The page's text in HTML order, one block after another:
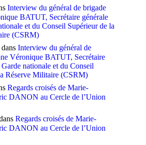
Interview du général de brigade
BATUT, Secrétaire générale
et du Conseil Supérieur de la
(CSRM)
dans Interview du général de
Véronique BATUT, Secrétaire
Garde nationale et du Conseil
Réserve Militaire (CSRM)
Regards croisés de Marie-
DANON au Cercle de l’Union
Regards croisés de Marie-
DANON au Cercle de l’Union